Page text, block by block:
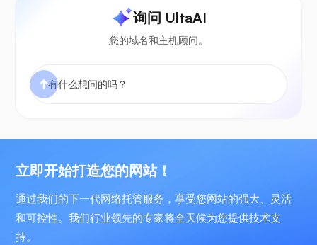
询问 UltaAI
您的域名和主机顾问。
立即开始打造您的网站！
通过我们的下一代网络托管服务，享受您网站的强大、灵活
和可控性。我们行业领先的专家将全天候为您提供技术支
持。